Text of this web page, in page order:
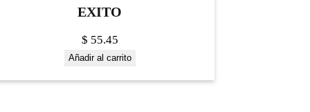
EXITO
$ 55.45
Añadir al carrito